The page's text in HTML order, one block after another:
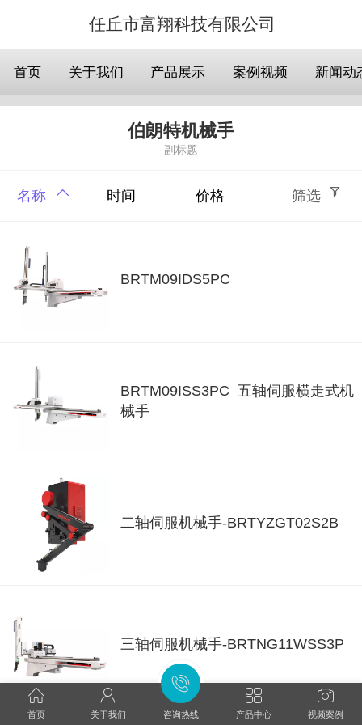
任丘市富翔科技有限公司
首页 关于我们 产品展示 案例视频 新闻动
伯朗特机械手
副标题
名称 时间 价格 筛选
BRTM09IDS5PC
BRTM09ISS3PC 五轴伺服横走式机
械手
二轴伺服机械手-BRTYZGT02S2B
三轴伺服机械手-BRTNG11WSS3P
首页 关于我们 咨询热线 产品中心 视频案例